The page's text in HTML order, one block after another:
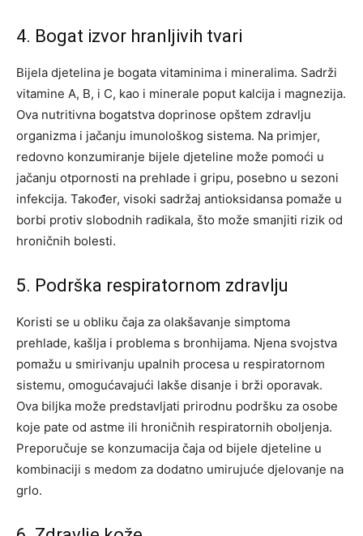
4. Bogat izvor hranljivih tvari
Bijela djetelina je bogata vitaminima i mineralima. Sadrži
vitamine A, B, i C, kao i minerale poput kalcija i magnezija.
Ova nutritivna bogatstva doprinose opštem zdravlju
organizma i jačanju imunološkog sistema. Na primjer,
redovno konzumiranje bijele djeteline može pomoći u
jačanju otpornosti na prehlade i gripu, posebno u sezoni
infekcija. Također, visoki sadržaj antioksidansa pomaže u
borbi protiv slobodnih radikala, što može smanjiti rizik od
hroničnih bolesti.
5. Podrška respiratornom zdravlju
Koristi se u obliku čaja za olakšavanje simptoma
prehlade, kašlja i problema s bronhijama. Njena svojstva
pomažu u smirivanju upalnih procesa u respiratornom
sistemu, omogućavajući lakše disanje i brži oporavak.
Ova biljka može predstavljati prirodnu podršku za osobe
koje pate od astme ili hroničnih respiratornih oboljenja.
Preporučuje se konzumacija čaja od bijele djeteline u
kombinaciji s medom za dodatno umirujuće djelovanje na
grlo.